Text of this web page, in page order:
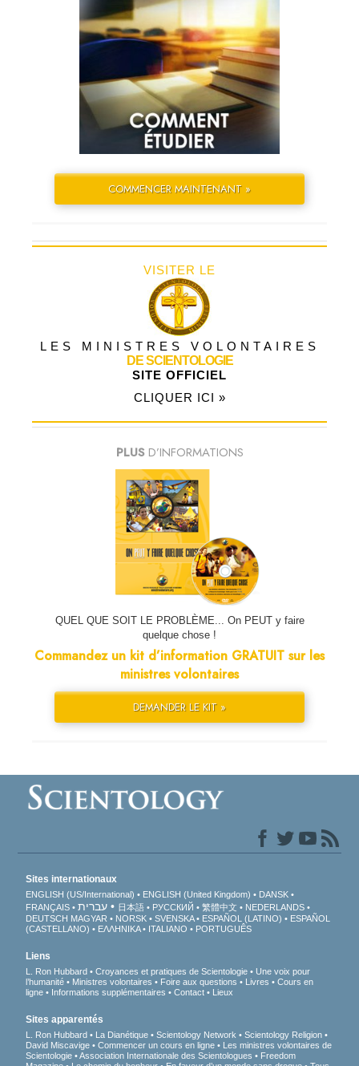
COMMENCER MAINTENANT »
VISITER LE
LES MINISTRES VOLONTAIRES
DE SCIENTOLOGIE
SITE OFFICIEL
CLIQUER ICI »
PLUS D’INFORMATIONS
QUEL QUE SOIT LE PROBLÈME... On PEUT y faire
quelque chose !
Commandez un kit d’information GRATUIT sur les
ministres volontaires
DEMANDER LE KIT »
Sites internationaux
ENGLISH (US/International) ENGLISH (United Kingdom)
DANSK
FRANÇAIS
עברית 日本語 РУССКИЙ 繁體中文
NEDERLANDS
DEUTSCH MAGYAR NORSK SVENSKA ESPAÑOL (LATINO)
ESPAÑOL
(CASTELLANO)
ΕΛΛΗΝΙΚA ITALIANO PORTUGUÊS
Liens
L. Ron Hubbard Croyances et pratiques de Scientologie
Une voix pour
l’humanité
Ministres volontaires Foire aux questions Livres
Cours en
ligne
Informations supplémentaires Contact Lieux
Sites apparentés
L. Ron Hubbard La Dianétique Scientology Network
Scientology Religion
David Miscavige
Commencer un cours en ligne
Les ministres volontaires de
Scientologie
Association Internationale des Scientologues
Freedom